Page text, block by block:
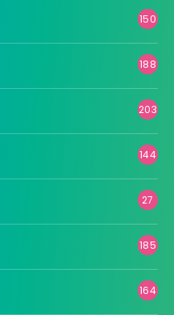
150
188
203
144
27
185
164